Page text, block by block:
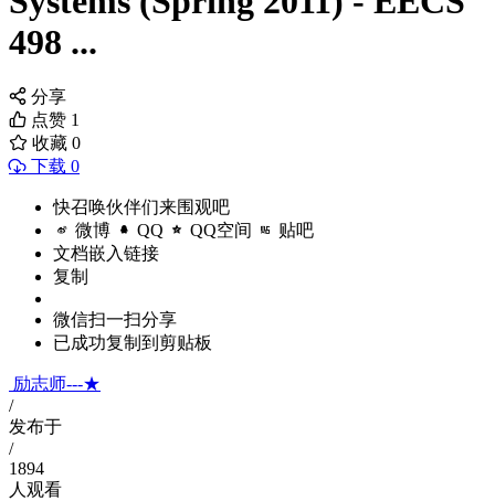
498 ...
分享
点赞 1
收藏 0
下载 0
快召唤伙伴们来围观吧
微博 QQ QQ空间 贴吧
文档嵌入链接
复制
微信扫一扫分享
已成功复制到剪贴板
励志师---★
/
发布于
/
1894
人观看